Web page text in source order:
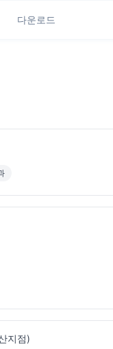
다운로드
지점)